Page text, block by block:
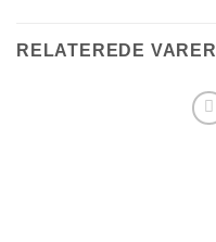
RELATEREDE VARER